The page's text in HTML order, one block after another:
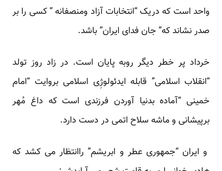
واحد است که دریک “انتخابات آزاد ومنصفانه ” کسی را بر
صدر نشاند که” جان فدای ایران” باشد.
خرداد پر خطر دیگر روبه پایان است. در زاد روز تولد
“انقلاب اسلامی” قابله ایدئولوژِی اسلامی بروایت “امام
خمینی “آماده بدنیا آوردن فرزندی است که داغ مُهر
برپیشانی و ماشه سلاح اتمی در دست دارد.
و ایران “جمهوری عطر و ابریشم” راانتظار می کشد که